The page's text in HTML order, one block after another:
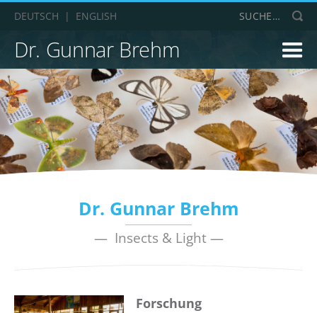
DEUTSCH | ENGLISH
Dr. Gunnar Brehm
Dr. Gunnar Brehm
— Insects & Light —
Forschung